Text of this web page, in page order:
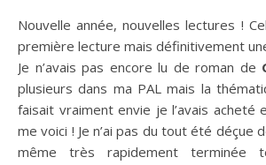
Nouvelle année, nouvelles lectures !
première lecture mais définitivement
Je n’avais pas encore lu de roman de
plusieurs dans ma PAL mais la
faisait vraiment envie je l’avais acheté
me voici ! Je n’ai pas du tout été déçue
même très rapidement terminée